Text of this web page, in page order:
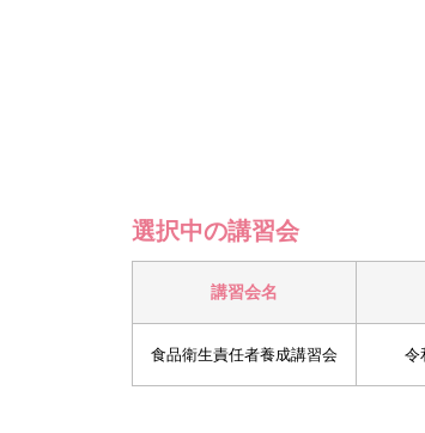
選択中の講習会
講習会名